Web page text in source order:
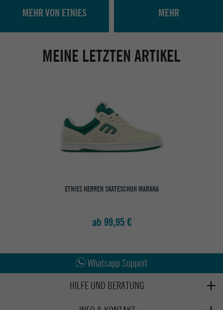
MEHR VON ETNIES MEHR
MEINE LETZTEN ARTIKEL
ETNIES HERREN SKATESCHUH MARANA
ab 99,95 €
Whatsapp Support
HILFE UND BERATUNG